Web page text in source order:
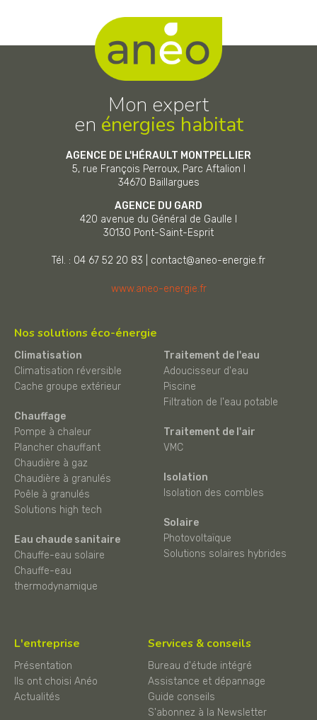
Mon expert
en énergies habitat
AGENCE DE L'HÉRAULT MONTPELLIER
5, rue François Perroux, Parc Aftalion I
34670 Baillargues
AGENCE DU GARD
420 avenue du Général de Gaulle I
30130 Pont-Saint-Esprit
Tél. : 04 67 52 20 83 contact@aneo-energie.fr
www.aneo-energie.fr
Nos solutions éco-énergie
Climatisation
Climatisation réversible
Cache groupe extérieur
Chauffage
Pompe à chaleur
Plancher chauffant
Chaudière à gaz
Chaudière à granulés
Poêle à granulés
Solutions high tech
Eau chaude sanitaire
Chauffe-eau solaire
Chauffe-eau
thermodynamique
Traitement de l'eau
Adoucisseur d'eau
Piscine
Filtration de l'eau potable
Traitement de l'air
VMC
Isolation
Isolation des combles
Solaire
Photovoltaïque
Solutions solaires hybrides
L'entreprise
Présentation
Ils ont choisi Anéo
Actualités
Services & conseils
Bureau d'étude intégré
Assistance et dépannage
Guide conseils
S'abonnez à la Newsletter